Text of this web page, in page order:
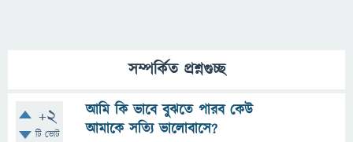
সম্পর্কিত প্রশ্নগুচ্ছ
+2
টি ভোট
আমি কি ভাবে বুঝতে পারব কেউ
আমাকে সত্যি ভালোবাসে?